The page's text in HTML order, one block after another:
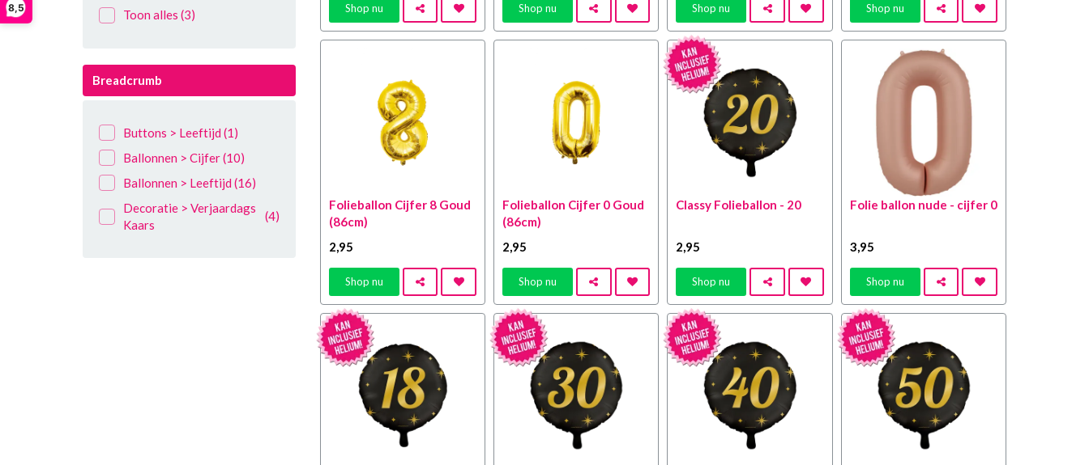
8,5
3 Jaar(13)
5 Jaar(18)
8 jaar(13)
9 Jaar(15)
10 Jaar(34)
11 Jaar(10)
Toon alles (3)
Breadcrumb
Buttons > Leeftijd (1)
Ballonnen > Cijfer(10)
Ballonnen > Leeftijd (16)
Decoratie > Verjaardags
Kaars
(4)
Shop nu Shop nu Shop nu Shop nu
Folieballon Cijfer 8 Goud
(86cm)
2,95
Shop nu
Folieballon Cijfer 0 Goud
(86cm)
2,95
Shop nu
Classy Folieballon - 20
2,95
Shop nu
Folie ballon nude - cijfer 0
3,95
Shop nu